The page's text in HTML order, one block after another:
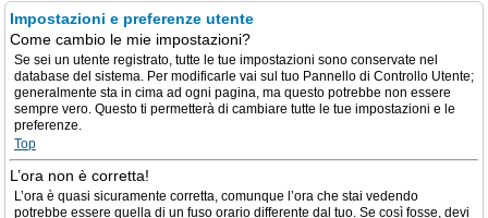
Impostazioni e preferenze utente
Come cambio le mie impostazioni?
Se sei un utente registrato, tutte le tue impostazioni sono conservate nel
database del sistema. Per modificarle vai sul tuo Pannello di Controllo Utente;
generalmente sta in cima ad ogni pagina, ma questo potrebbe non essere
sempre vero. Questo ti permetterà di cambiare tutte le tue impostazioni e le
preferenze.
Top
L’ora non è corretta!
L’ora è quasi sicuramente corretta, comunque l’ora che stai vedendo
potrebbe essere quella di un fuso orario differente dal tuo. Se così fosse, devi